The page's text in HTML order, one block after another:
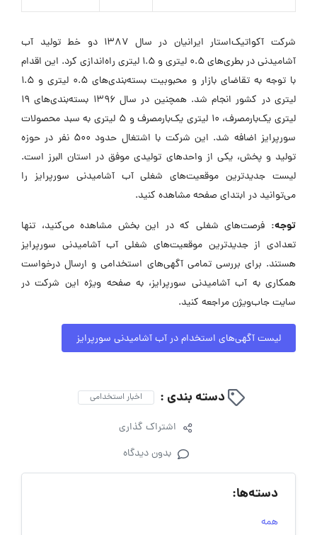
شرکت آکواتیک‌استار ایرانیان در سال ۱۳۸۷ دو خط تولید آب
آشامیدنی در بطری‌های ۰.۵ لیتری و ۱.۵ لیتری راه‌اندازی کرد. این اقدام
با توجه به تقاضای بازار و محبوبیت بسته‌بندی‌های ۰.۵ لیتری و ۱.۵
لیتری در کشور انجام شد. همچنین در سال ۱۳۹۶ بسته‌بندی‌های ۱۹
لیتری یک‌بارمصرف، ۱۰ لیتری یک‌بارمصرف و ۵ لیتری به سبد محصولات
سورپرایز اضافه شد. این شرکت با اشتغال حدود ۵۰۰ نفر در حوزه
تولید و پخش، یکی از واحدهای تولیدی موفق در استان البرز است.
لیست جدیدترین موقعیت‌های شغلی آب آشامیدنی سورپرایز را
می‌توانید در ابتدای صفحه مشاهده کنید.
توجه: فرصت‌های شغلی که در این بخش مشاهده می‌کنید، تنها
تعدادی از جدیدترین موقعیت‌های شغلی آب آشامیدنی سورپرایز
هستند. برای بررسی تمامی آگهی‌های استخدامی و ارسال درخواست
همکاری به آب آشامیدنی سورپرایز، به صفحه ویژه این شرکت در
سایت جاب‌ویژن مراجعه کنید.
لیست آگهی‌های استخدام در آب آشامیدنی سورپرایز
دسته بندی : اخبار استخدامی
اشتراک گذاری
بدون دیدگاه
دسته‌ها:
همه